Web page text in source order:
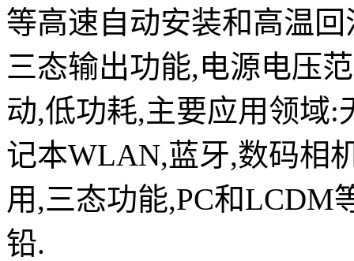
等高速自动安装和高温
三态输出功能,电源电压
动,低功耗,主要应用领域
记本WLAN,蓝牙,数码相
用,三态功能,PC和LCDM
铅.